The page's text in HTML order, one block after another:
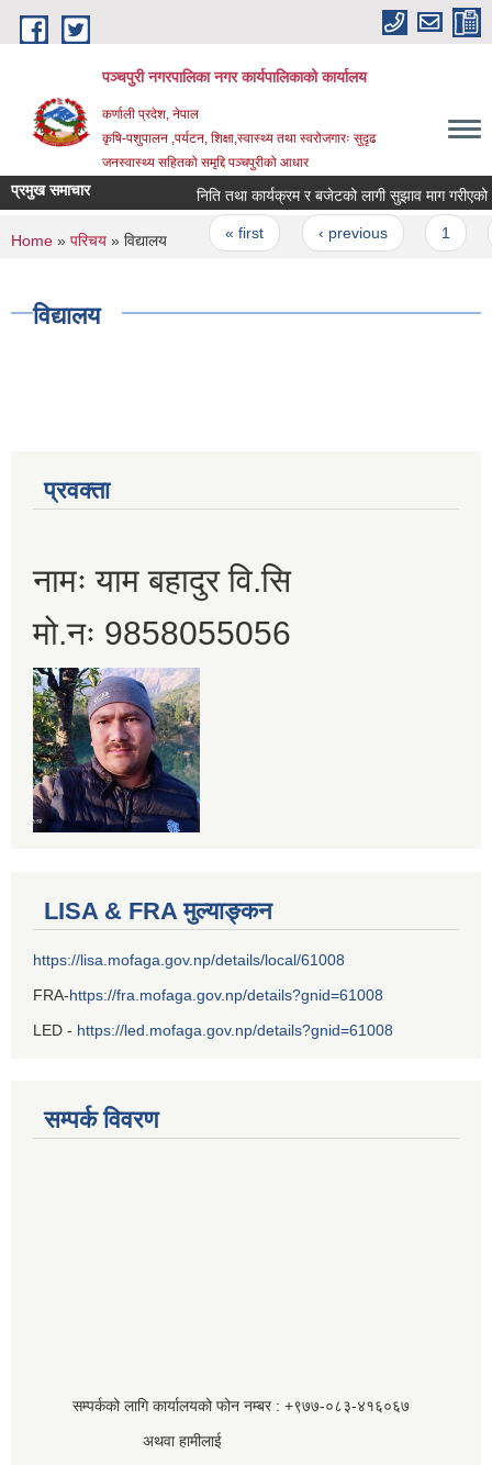
Skip to main content
पञ्चपुरी नगरपालिका नगर कार्यपालिकाको कार्यालय
कर्णाली प्रदेश, नेपाल
कृषि-पशुपालन ,पर्यटन, शिक्षा,स्वास्थ्य तथा स्वरोजगारः सुदृढ
जनस्वास्थ्य सहितको समृद्दि पञ्चपुरीको आधार
प्रमुख समाचार निति तथा कार्यक्रम र बजेटको लागी सुझाव माग गरीएको
Pages
« first ‹ previous
You are here
Home » परिचय » विद्यालय
विद्यालय
प्रवक्ता
नामः याम बहादुर वि.सि
मो.नः 9858055056
LISA & FRA मुल्याङ्कन
https://lisa.mofaga.gov.np/details/local/61008
FRA-https://fra.mofaga.gov.np/details?gnid=61008
LED - https://led.mofaga.gov.np/details?gnid=61008
सम्पर्क विवरण
सम्पर्कको लागि कार्यालयको फोन नम्बर : +९७७-०८३‍-४१६०६७
अथवा हामीलाई